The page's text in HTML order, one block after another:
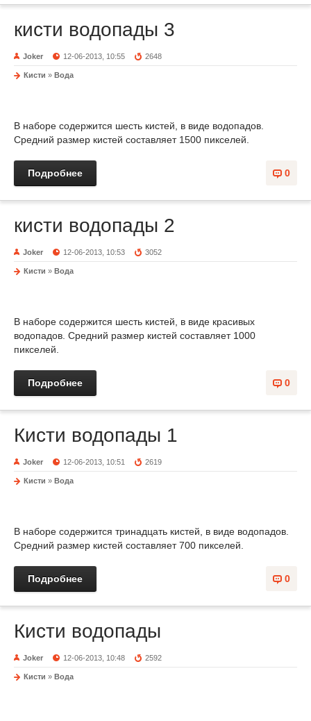
кисти водопады 3
Joker 12-06-2013, 10:55 2648
Кисти » Вода
В наборе содержится шесть кистей, в виде водопадов.
Средний размер кистей составляет 1500 пикселей.
0
Подробнее
кисти водопады 2
Joker 12-06-2013, 10:53 3052
Кисти » Вода
В наборе содержится шесть кистей, в виде красивых
водопадов. Средний размер кистей составляет 1000
пикселей.
0
Подробнее
Кисти водопады 1
Joker 12-06-2013, 10:51 2619
Кисти » Вода
В наборе содержится тринадцать кистей, в виде водопадов.
Средний размер кистей составляет 700 пикселей.
0
Подробнее
Кисти водопады
Joker 12-06-2013, 10:48 2592
Кисти » Вода